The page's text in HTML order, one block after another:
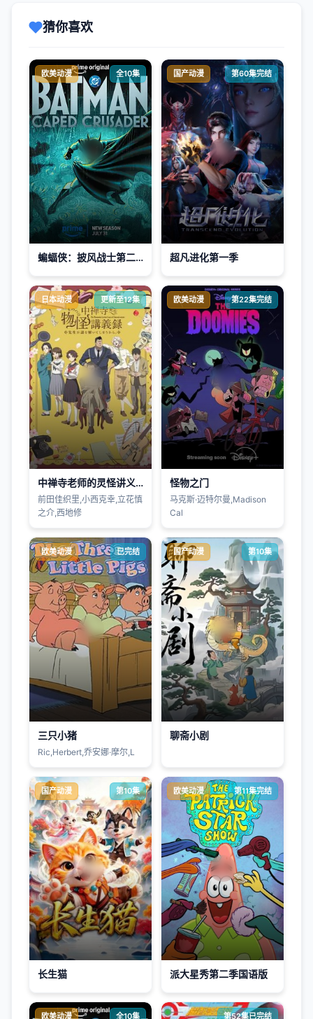
猜你喜欢
欧美动漫 全10集
蝙蝠侠：披风战士第二季
国产动漫 第60集完结
超凡进化第一季
日本动漫 更新至12集
中禅寺老师的灵怪讲义实录老师会把谜题全都解开的。
前田佳织里,小西克幸,立花慎
之介,西地修
欧美动漫 第22集完结
怪物之门
马克斯·迈特尔曼,Madison
Cal
欧美动漫 已完结
三只小猪
Ric,Herbert,乔安娜·摩尔,L
国产动漫 第10集
聊斋小剧
国产动漫 第10集
长生猫
欧美动漫 第11集完结
派大星秀第二季国语版
欧美动漫 全10集 第52集已完结